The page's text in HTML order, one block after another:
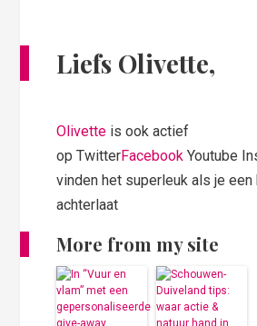
Liefs Olivette,
Olivette is ook actief
op TwitterFacebook Youtube
vinden het superleuk als je een
achterlaat
More from my site